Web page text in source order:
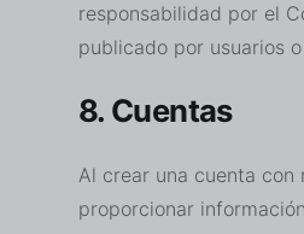
responsabilidad por el
publicado por usuarios
8. Cuentas
Al crear una cuenta con
proporcionar